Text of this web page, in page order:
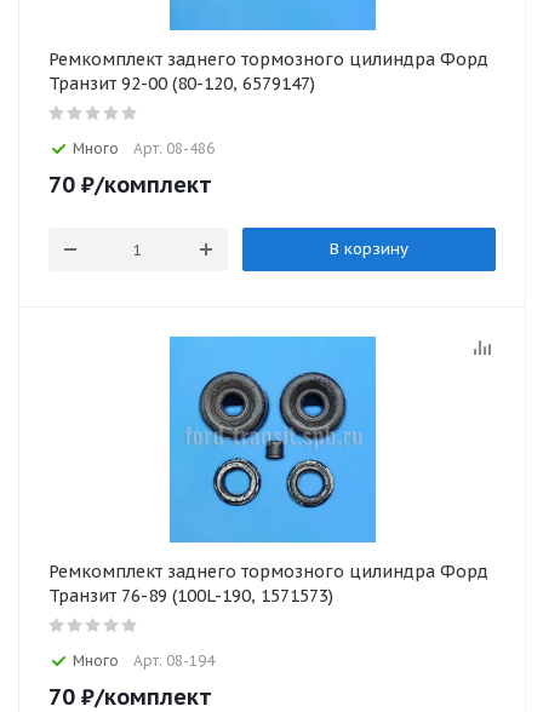
Ремкомплект заднего тормозного цилиндра Форд
Транзит 92-00 (80-120, 6579147)
Много Арт: 08-486
70 ₽/комплект
В корзину
Ремкомплект заднего тормозного цилиндра Форд
Транзит 76-89 (100L-190, 1571573)
Много Арт: 08-194
70 ₽/комплект